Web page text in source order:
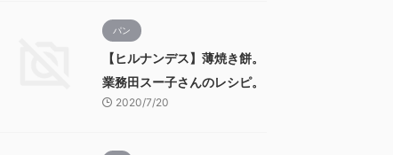
パン
【ヒルナンデス】薄焼き餅。
業務田スー子さんのレシピ。
2020/7/20